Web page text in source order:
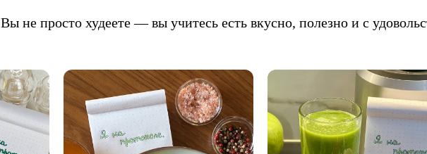
Вы не просто худеете — вы учитесь есть вкусно, полезно и с